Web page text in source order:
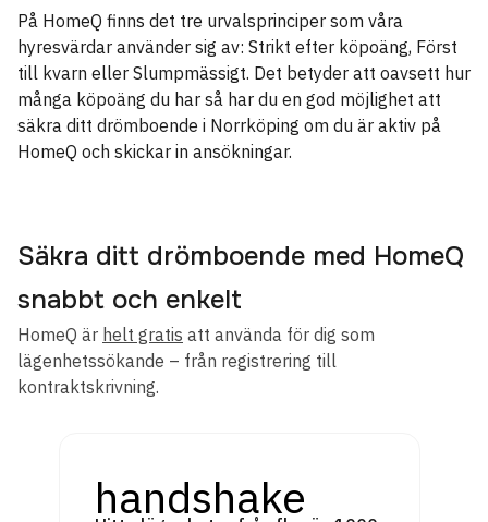
På HomeQ finns det tre urvalsprinciper som våra
hyresvärdar använder sig av: Strikt efter köpoäng, Först
till kvarn eller Slumpmässigt. Det betyder att oavsett hur
många köpoäng du har så har du en god möjlighet att
säkra ditt drömboende i Norrköping om du är aktiv på
HomeQ och skickar in ansökningar.
Säkra ditt drömboende med HomeQ
snabbt och enkelt
HomeQ är helt gratis att använda för dig som
lägenhetssökande – från registrering till
kontraktskrivning.
handshake